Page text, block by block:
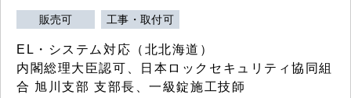
販売可 工事・取付可
EL・システム対応（北北海道）
内閣総理大臣認可、日本ロックセキュリティ協同組
合 旭川支部 支部長、一級錠施工技師